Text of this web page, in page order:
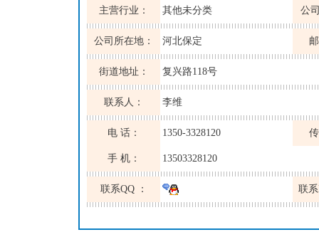
主营行业： 其他未分类 公
公司所在地： 河北保定
街道地址： 复兴路118号
联系人： 李维
电 话： 1350-3328120
手 机： 13503328120
联系QQ ： 联